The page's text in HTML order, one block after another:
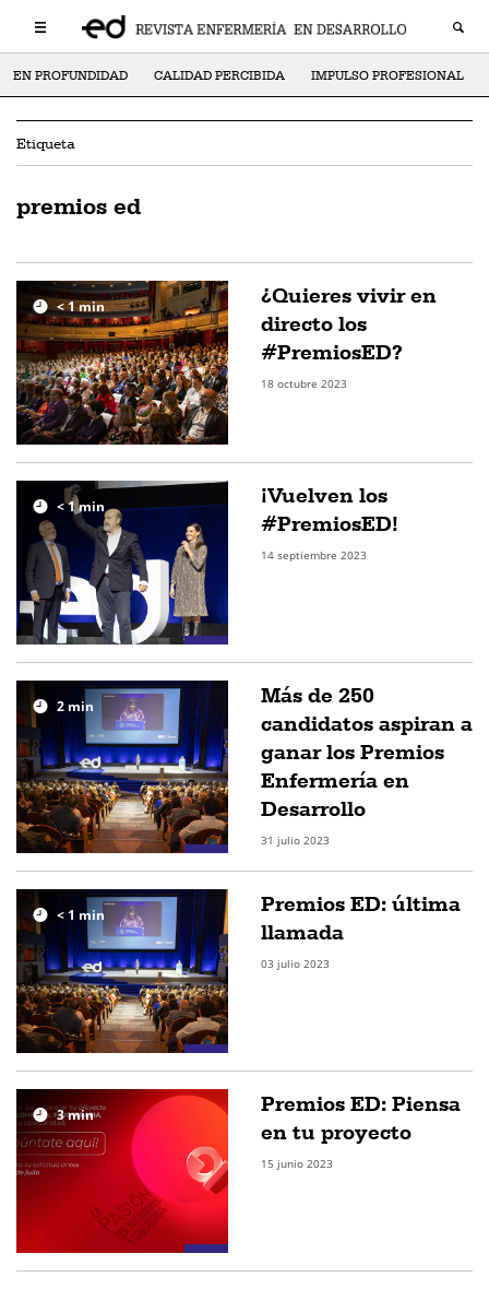
EN PROFUNDIDAD CALIDAD PERCIBIDA IMPULSO PROFESIONAL
Etiqueta
premios ed
< 1min
¿Quieres vivir en
directo los
#PremiosED?
18 octubre 2023
< 1min
¡Vuelven los
#PremiosED!
14 septiembre 2023
2 min
Más de 250
candidatos aspiran a
ganar los Premios
Enfermería en
Desarrollo
31 julio 2023
< 1 min
Premios ED: última
llamada
03 julio 2023
3min
Premios ED: Piensa
en tu proyecto
15 junio 2023